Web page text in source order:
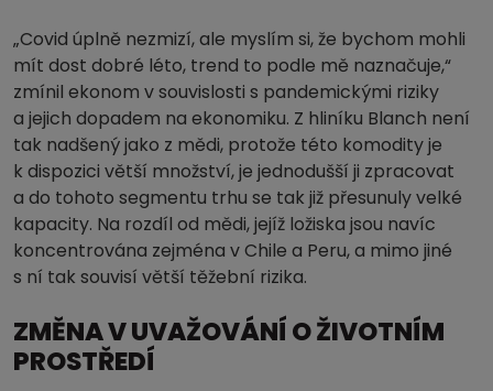
„Covid úplně nezmizí, ale myslím si, že bychom mohli
mít dost dobré léto, trend to podle mě naznačuje,“
zmínil ekonom v souvislosti s pandemickými riziky
a jejich dopadem na ekonomiku. Z hliníku Blanch není
tak nadšený jako z mědi, protože této komodity je
k dispozici větší množství, je jednodušší ji zpracovat
a do tohoto segmentu trhu se tak již přesunuly velké
kapacity. Na rozdíl od mědi, jejíž ložiska jsou navíc
koncentrována zejména v Chile a Peru, a mimo jiné
s ní tak souvisí větší těžební rizika.
ZMĚNA V UVAŽOVÁNÍ O ŽIVOTNÍM
PROSTŘEDÍ